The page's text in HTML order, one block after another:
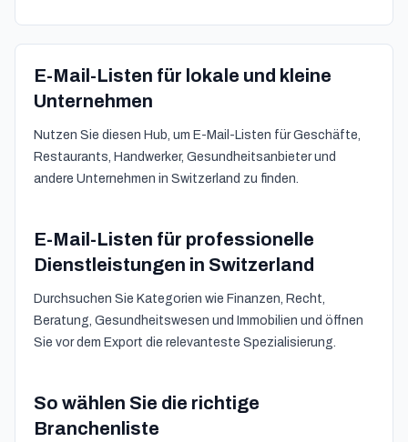
E-Mail-Listen für lokale und kleine
Unternehmen
Nutzen Sie diesen Hub, um E-Mail-Listen für Geschäfte,
Restaurants, Handwerker, Gesundheitsanbieter und
andere Unternehmen in Switzerland zu finden.
E-Mail-Listen für professionelle
Dienstleistungen in Switzerland
Durchsuchen Sie Kategorien wie Finanzen, Recht,
Beratung, Gesundheitswesen und Immobilien und öffnen
Sie vor dem Export die relevanteste Spezialisierung.
So wählen Sie die richtige
Branchenliste